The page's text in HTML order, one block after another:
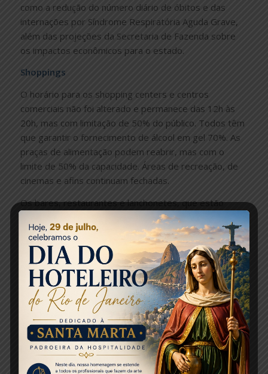
como a redução do número diário de óbitos e das
internações por Síndrome Respiratória Aguda Grave,
além das projeções da Secretaria de Fazenda sobre
os impactos econômicos para o estado.
Shoppings
O horário para os shopping centers e centros
comerciais não foi alterado e permanece das 12h às
20h, mas com limitação de 50% do público. Todos têm
que garantir o fornecimento de álcool em gel 70%. As
praças de alimentação podem reabrir, mas com o
limite de 50% da capacidade. Áreas de recreação, de
cinemas e afins continuam fechadas.
Os bares, restaurantes e lanchonetes, que estão
autorizados a funcionar no estado desde o dia 6 de
junho, também têm que respeitar o limite de 50% da
capacidade.
Turismo
Equipamentos e pontos turísticos, como o Cristo
Redentor e o Pão de Açúcar, podem receber o público,
mas também nesse caso, com limite de 50% da
capacidade de lotação.
Igrejas